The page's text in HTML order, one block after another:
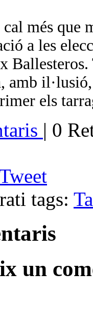
cal més que
a les
amb
els
| 0
tags:
un